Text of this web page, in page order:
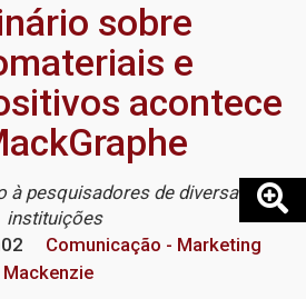
sobre
e
acontece
à pesquisadores de diversas
instituições
Comunicação - Marketing
Mackenzie